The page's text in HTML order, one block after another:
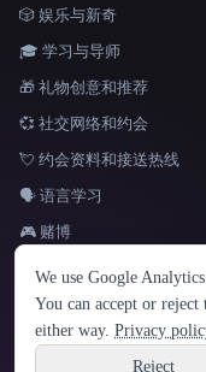
语言
English español
Hindi
🎲 娱乐与新奇
🎓 学习与导师
🎁 礼物创意和推荐
💞 社交网络和约会
💘 约会资料和接送热线
🗣️ 语言学习
🎮 赌博
Site
© 2026 That AI Collection. 保
Built with Metatron ★
We use Google
You can accept or reject
either way. Privacy
Reject